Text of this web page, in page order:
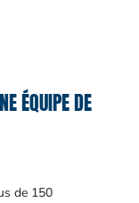
ÉQUIPE DE
de 150